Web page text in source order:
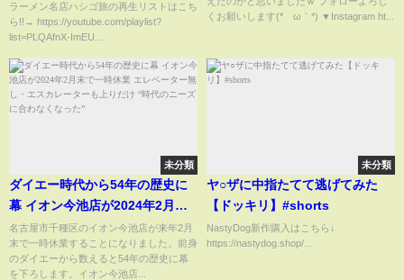
【中華亭/龍華亭】【新潟/燕三条
ラーメン】
ラーメン名店ハシゴ旅の再生リストはこち
ら!!→ https://youtube.com/playlist?
list=PLQAfnX-ImEU...
くお願いします(*´ω｀*) ▼Instagram ht...
未分類
ダイエー時代から54年の歴史に
幕 イオン今池店が2024年2月末
で一時休業 エレベーター無し・
エスカレーターも上りだけ “時代
のニーズに合わなくなった”
名古屋市千種区のイオン今池店が来年2月
末で一時休業することになりました。前身
のダイエーから数えると54年の歴史に幕
を下ろします。イオン今池店...
未分類
ヤ○ザに中指たてて逃げてみた
【ドッキリ】#shorts
NastyDog新作購入はこちら↓
https://nastydog.shop/...